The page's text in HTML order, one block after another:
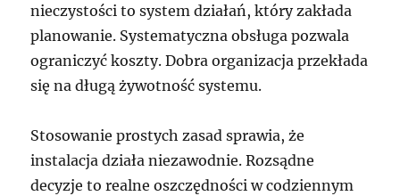
nieczystości to system działań, który zakłada
planowanie. Systematyczna obsługa pozwala
ograniczyć koszty. Dobra organizacja przekłada
się na długą żywotność systemu.
Stosowanie prostych zasad sprawia, że
instalacja działa niezawodnie. Rozsądne
decyzje to realne oszczędności w codziennym